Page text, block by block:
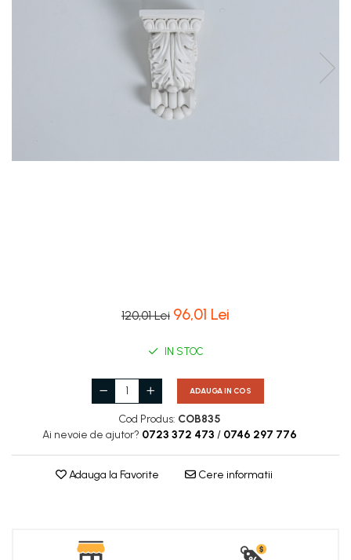
Șeminee decorative
Panouri pentru tavan
Console de interior
120,01 Lei 96,01 Lei
IN STOC
ADAUGA IN COS
Cod Produs: COB835
Ai nevoie de ajutor? 0723 372 473 / 0746 297 776
Adauga la Favorite Cere informatii